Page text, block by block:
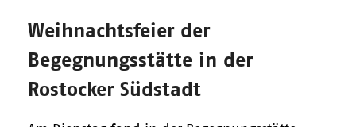
Weihnachtsfeier der
Begegnungsstätte in der
Rostocker Südstadt